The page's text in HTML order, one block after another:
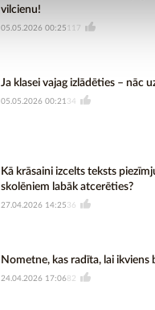
vilcienu!
05.05.2026 00:25 117
Ja klasei vajag izlādēties – nāc
05.05.2026 00:21 34
Kā krāsaini izcelts teksts
skolēniem labāk atcerēties?
27.04.2026 14:25 36
Nometne, kas radīta, lai ikviens
24.04.2026 17:06 82